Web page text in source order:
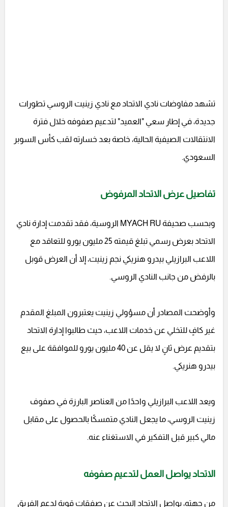
تشهد مفاوضات نادي الاتحاد مع نادي زينيت الروسي تطورات
جديدة، في إطار سعي "العميد" لتدعيم صفوفه خلال فترة
الانتقالات الصيفية الحالية، خاصة بعد خسارته لقب كأس السوبر
السعودي.
تفاصيل عرض الاتحاد المرفوض
وبحسب صحيفة MYACH RU الروسية، فقد تقدمت إدارة نادي
الاتحاد بعرض رسمي تبلغ قيمته 25 مليون يورو للتعاقد مع
اللاعب البرازيلي بيدرو هنريكي نجم زينيت، إلا أن العرض قوبل
بالرفض من جانب النادي الروسي.
وأوضحت المصادر أن مسؤولي زينيت يعتبرون المبلغ المقدم
غير كافٍ للتخلي عن خدمات اللاعب، حيث طالبوا إدارة الاتحاد
بتقديم عرض ثانٍ لا يقل عن 40 مليون يورو للموافقة على بيع
بيدرو هنريكي.
ويعد اللاعب البرازيلي واحدًا من العناصر البارزة في صفوف
زينيت الروسي، ما يجعل النادي متمسكًا بالحصول على مقابل
مالي كبير قبل التفكير في الاستغناء عنه.
الاتحاد يواصل العمل لتدعيم صفوفه
من جهته، يواصل الاتحاد البحث عن صفقات قوية لدعم الفريق